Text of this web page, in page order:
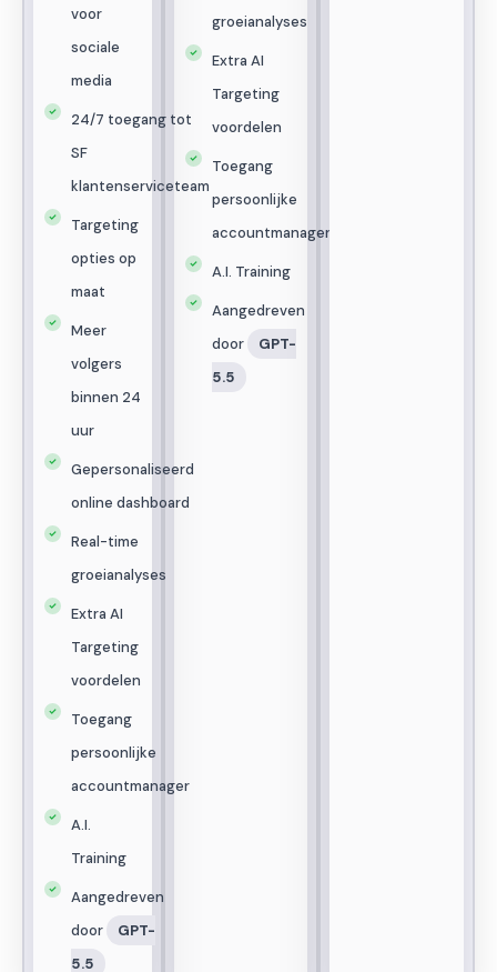
voor
sociale
media
24/7 toegang tot
SF
klantenserviceteam
Targeting
opties op
maat
Meer
volgers
binnen 24
uur
Gepersonaliseerd
online dashboard
Real-time
groeianalyses
Extra AI
Targeting
voordelen
Toegang
persoonlijke
accountmanager
A.I.
Training
Aangedreven
door
GPT-
5.5
groeianalyses
Extra AI
Targeting
voordelen
Toegang
persoonlijke
accountmanager
A.I. Training
Aangedreven
door
GPT-
5.5